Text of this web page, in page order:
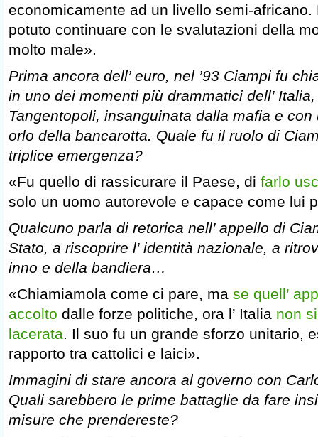
economicamente ad un livello semi-africano.
potuto continuare con le svalutazioni della
molto male».
Prima ancora dell’ euro, nel ’93 Ciampi fu
in uno dei momenti più drammatici dell’
Tangentopoli, insanguinata dalla mafia e con
orlo della bancarotta. Quale fu il ruolo di
triplice emergenza?
«Fu quello di rassicurare il Paese, di farlo
solo un uomo autorevole e capace come lui
Qualcuno parla di retorica nell’ appello di
Stato, a riscoprire l’ identità nazionale, a
inno e della bandiera…
«Chiamiamola come ci pare, ma se quell’
accolto dalle forze politiche, ora l’ Italia non
lacerata. Il suo fu un grande sforzo unitario,
rapporto tra cattolici e laici».
Immagini di stare ancora al governo con
Quali sarebbero le prime battaglie da fare
misure che prendereste?